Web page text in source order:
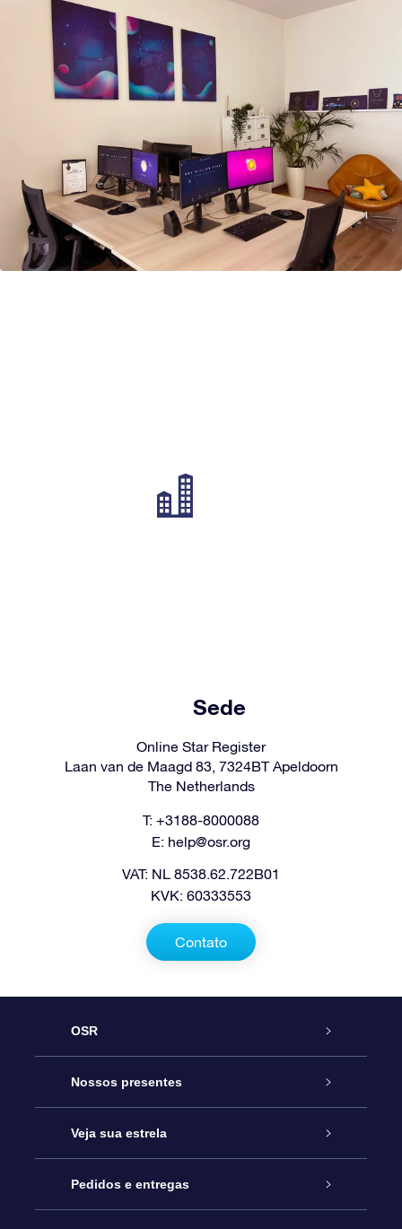
Sede
Online Star Register
Laan van de Maagd 83, 7324BT Apeldoorn
The Netherlands
T: +3188-8000088
E: help@osr.org
VAT: NL 8538.62.722B01
KVK: 60333553
Contato
OSR
Serviço
Entre em contato conosco
Blog
Nossos presentes
Presente estrelar on-line
Pacote de presente da OSR
Veja sua estrela
Star Register
Pedidos e entregas